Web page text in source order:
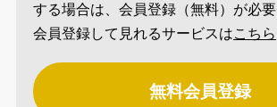
する場合は、会員登録（無料）が必要
会員登録して見れるサービスはこちら
無料会員登録